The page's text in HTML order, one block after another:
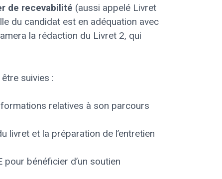
de recevabilité (aussi appelé Livret
du candidat est en adéquation avec
la rédaction du Livret 2, qui
suivies :
relatives à son parcours
livret et la préparation de l’entretien
bénéficier d’un soutien